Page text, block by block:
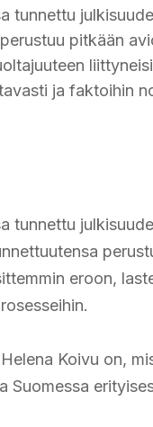
tunnettu
pitkään
ja faktoihin
tunnettu
eroon,
Koivu on,
Suomessa